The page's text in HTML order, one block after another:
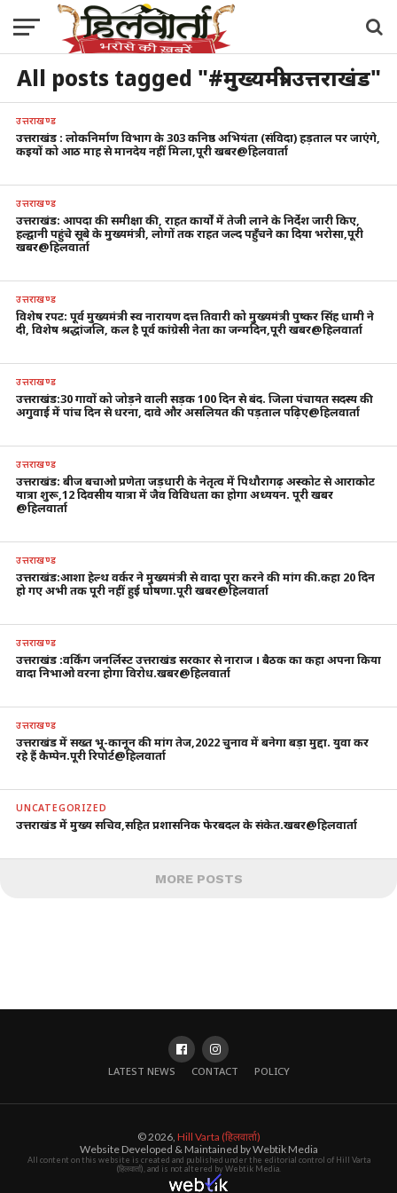
All posts tagged "#मुख्यमंत्री उत्तराखंड"
उत्तराखण्ड
उत्तराखंड : लोकनिर्माण विभाग के 303 कनिष्ठ अभियंता (संविदा) हड़ताल पर जाएंगे,
कइयों को आठ माह से मानदेय नहीं मिला,पूरी खबर@हिलवार्ता
उत्तराखण्ड
उत्तराखंड: आपदा की समीक्षा की, राहत कार्यों में तेजी लाने के निर्देश जारी किए,
हल्द्वानी पहुंचे सूबे के मुख्यमंत्री, लोगों तक राहत जल्द पहुँचने का दिया भरोसा,पूरी
खबर@हिलवार्ता
उत्तराखण्ड
विशेष रपट: पूर्व मुख्यमंत्री स्व नारायण दत्त तिवारी को मुख्यमंत्री पुष्कर सिंह धामी ने
दी, विशेष श्रद्धांजलि, कल है पूर्व कांग्रेसी नेता का जन्मदिन,पूरी खबर@हिलवार्ता
उत्तराखण्ड
उत्तराखंड:30 गावों को जोड़ने वाली सड़क 100 दिन से बंद. जिला पंचायत सदस्य की
अगुवाई में पांच दिन से धरना, दावे और असलियत की पड़ताल पढ़िए@हिलवार्ता
उत्तराखण्ड
उत्तराखंड: बीज बचाओ प्रणेता जड़धारी के नेतृत्व में पिथौरागढ़ अस्कोट से आराकोट
यात्रा शुरू,12 दिवसीय यात्रा में जैव विविधता का होगा अध्ययन. पूरी खबर
@हिलवार्ता
उत्तराखण्ड
उत्तराखंड:आशा हेल्थ वर्कर ने मुख्यमंत्री से वादा पूरा करने की मांग की.कहा 20 दिन
हो गए अभी तक पूरी नहीं हुई घोषणा.पूरी खबर@हिलवार्ता
उत्तराखण्ड
उत्तराखंड :वर्किंग जनर्लिस्ट उत्तराखंड सरकार से नाराज । बैठक का कहा अपना किया
वादा निभाओ वरना होगा विरोध.खबर@हिलवार्ता
उत्तराखण्ड
उत्तराखंड में सख्त भू-कानून की मांग तेज,2022 चुनाव में बनेगा बड़ा मुद्दा. युवा कर
रहे हैं कैम्पेन.पूरी रिपोर्ट@हिलवार्ता
UNCATEGORIZED
उत्तराखंड में मुख्य सचिव,सहित प्रशासनिक फेरबदल के संकेत.खबर@हिलवार्ता
MORE POSTS
LATEST NEWS CONTACT POLICY
© 2026, Hill Varta (हिलवार्ता)
Website Developed & Maintained by Webtik Media
All content on this website is created and published under the editorial control of Hill Varta
(हिलवार्ता), and is not altered by Webtik Media.